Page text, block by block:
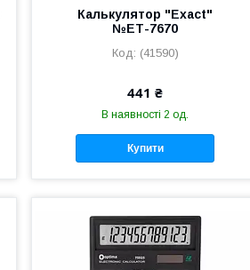
Калькулятор "Exact"
№ЕТ-7670
(41590)
441 ₴
В наявності 2 од.
Купити